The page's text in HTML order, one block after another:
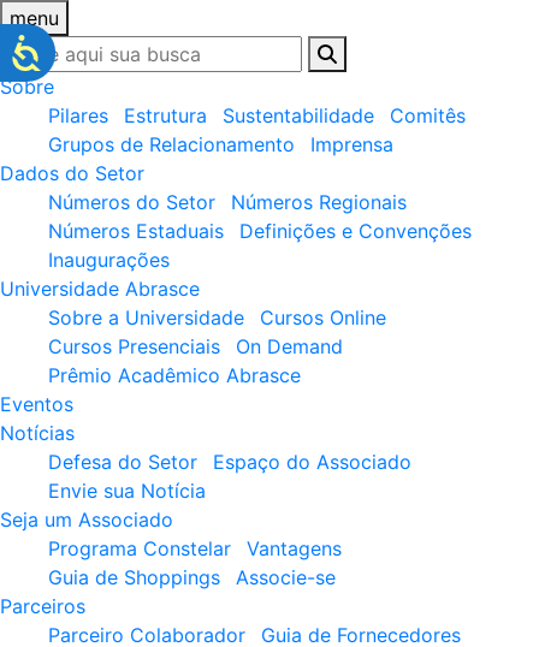
menu
Sobre
Pilares
Estrutura Sustentabilidade
Comitês
Grupos de Relacionamento
Imprensa
Dados do Setor
Números do Setor
Números Regionais
Números Estaduais
Definições e Convenções
Inaugurações
Universidade Abrasce
Sobre a Universidade
Cursos Online
Cursos Presenciais
On Demand
Prêmio Acadêmico Abrasce
Eventos
Notícias
Defesa do Setor
Espaço do Associado
Envie sua Notícia
Seja um Associado
Programa Constelar
Vantagens
Guia de Shoppings
Associe-se
Parceiros
Parceiro Colaborador
Guia de Fornecedores